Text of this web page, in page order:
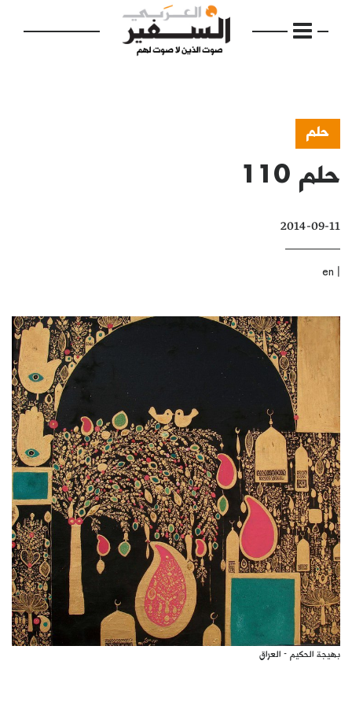
الرئيسية
إفتتاحية
فكرة
بالصورة
كتّابنا
الأرشيف
حلم
حلم 110
2014-09-11
|
en
بهيجة الحكيم - العراق